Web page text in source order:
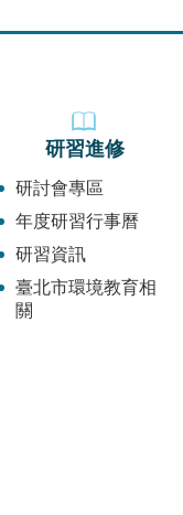
研習進修
研討會專區
年度研習行事曆
研習資訊
臺北市環境教育相
關